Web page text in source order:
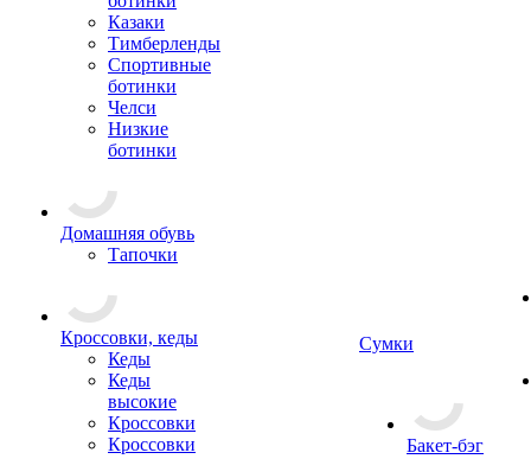
Казаки
Тимберленды
Спортивные
ботинки
Челси
Низкие
ботинки
Домашняя обувь
Тапочки
Кроссовки, кеды
Кеды
Кеды
высокие
Кроссовки
Кроссовки
Сумки
Бакет-бэг